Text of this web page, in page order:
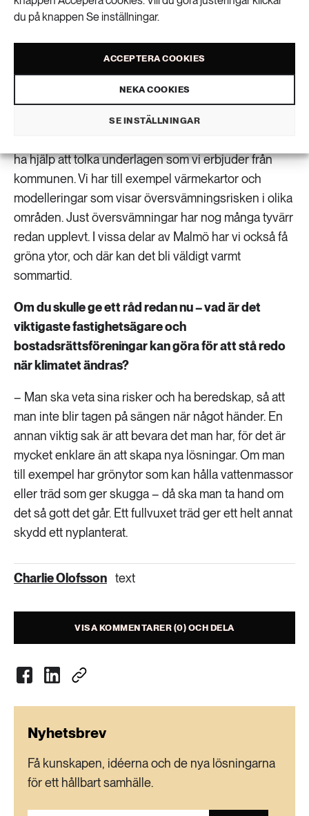
du på knappen Se inställningar.
ACCEPTERA COOKIES
NEKA COOKIES
SE INSTÄLLNINGAR
bostadsrättsföreningar kommer vilja ha hjälp
– Vi ska anställa en rådgivare efter sommaren, men
verksamheten. Vi ser att särskilt de lite mindre
bostadsrättsföreningarna och fastighetsägarna vill
ha hjälp att tolka underlagen som vi erbjuder från
kommunen. Vi har till exempel värmekartor och
modelleringar som visar översvämningsrisken i olika
områden. Just översvämningar har nog många tyvärr
redan upplevt. I vissa delar av Malmö har vi också få
gröna ytor, och där kan det bli väldigt varmt
sommartid.
Om du skulle ge ett råd redan nu – vad är det
viktigaste fastighetsägare och
bostadsrättsföreningar kan göra för att stå redo
när klimatet ändras?
– Man ska veta sina risker och ha beredskap, så att
man inte blir tagen på sängen när något händer. En
annan viktig sak är att bevara det man har, för det är
mycket enklare än att skapa nya lösningar. Om man
till exempel har grönytor som kan hålla vattenmassor
eller träd som ger skugga – då ska man ta hand om
det så gott det går. Ett fullvuxet träd ger ett helt annat
skydd ett nyplanterat.
Charlie Olofsson text
VISA KOMMENTARER (0) OCH DELA
Nyhetsbrev
Få kunskapen, idéerna och de nya lösningarna
för ett hållbart samhälle.